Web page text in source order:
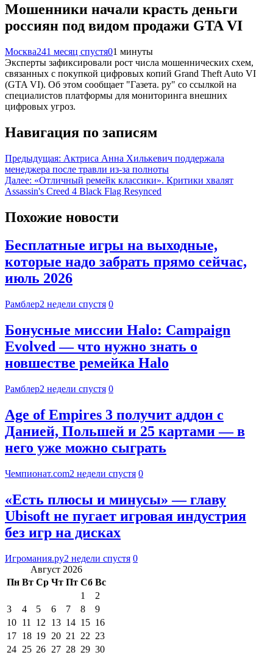
Мошенники начали красть деньги
россиян под видом продажи GTA VI
Москва241 месяц спустя01 минуты
Эксперты зафиксировали рост числа мошеннических схем,
связанных с покупкой цифровых копий Grand Theft Auto VI
(GTA VI). Об этом сообщает "Газета. ру" со ссылкой на
специалистов платформы для мониторинга внешних
цифровых угроз.
Навигация по записям
Предыдущая: Актриса Анна Хилькевич поддержала
менеджера после травли из-за полноты
Далее: «Отличный ремейк классики». Критики хвалят
Assassin's Creed 4 Black Flag Resynced
Похожие новости
Бесплатные игры на выходные,
которые надо забрать прямо сейчас,
июль 2026
Рамблер2 недели спустя 0
Бонусные миссии Halo: Campaign
Evolved — что нужно знать о
новшестве ремейка Halo
Рамблер2 недели спустя 0
Age of Empires 3 получит аддон с
Данией, Польшей и 25 картами — в
него уже можно сыграть
Чемпионат.com2 недели спустя 0
«Есть плюсы и минусы» — главу
Ubisoft не пугает игровая индустрия
без игр на дисках
Игромания.ру2 недели спустя 0
Август 2026
Пн Вт Ср Чт Пт Сб Вс
1
2
3
4 5 6 7 8
9
10 11 12 13 14 15 16
17 18 19 20 21 22 23
24 25 26 27 28 29 30